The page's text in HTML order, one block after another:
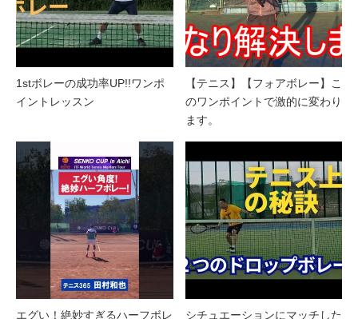
1stボレーの成功率UP!!ワンポ
イントレッスン
【テニス】【フォアボレー】こ
のワンポイントで激的に変わり
ます。
エグい！絶妙すぎるハーフボレ
シチュエーションにマッチした